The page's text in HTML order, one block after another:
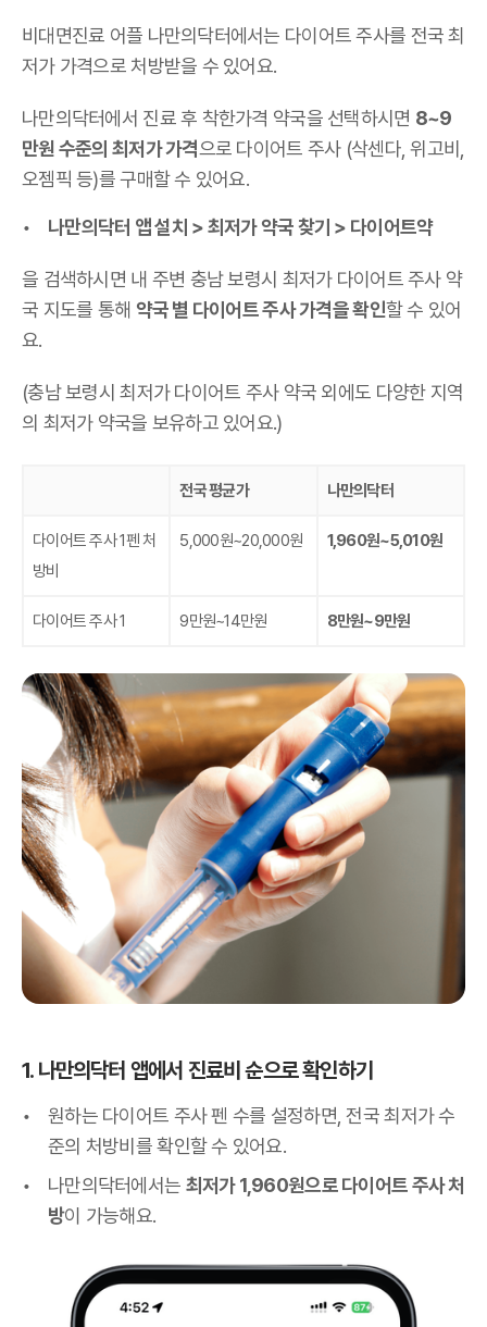
비대면진료 어플 나만의닥터에서는 다이어트 주사를 전국 최
저가 가격으로 처방받을 수 있어요.
나만의닥터에서 진료 후 착한가격 약국을 선택하시면 8~9
만원 수준의 최저가 가격으로 다이어트 주사 (삭센다, 위고비,
오젬픽 등)를 구매할 수 있어요.
나만의닥터 앱 설치 > 최저가 약국 찾기 > 다이어트약
을 검색하시면 내 주변 충남 보령시 최저가 다이어트 주사 약
국 지도를 통해 약국 별 다이어트 주사 가격을 확인할 수 있어
요.
(충남 보령시 최저가 다이어트 주사 약국 외에도 다양한 지역
의 최저가 약국을 보유하고 있어요.)
전국 평균가 나만의닥터
다이어트 주사 1펜 처
방비
5,000원~20,000원 1,960원~5,010원
다이어트 주사 1 9만원~14만원 8만원~9만원
1. 나만의닥터 앱에서 진료비 순으로 확인하기
원하는 다이어트 주사 펜 수를 설정하면, 전국 최저가 수
준의 처방비를 확인할 수 있어요.
나만의닥터에서는 최저가 1,960원으로 다이어트 주사 처
방이 가능해요.